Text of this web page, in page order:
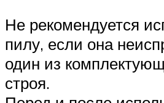
Не рекомендуется
пилу, если она
один из
строя.